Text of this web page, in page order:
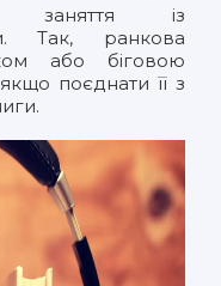
заняття із
Так, ранкова
або біговою
поєднати її з